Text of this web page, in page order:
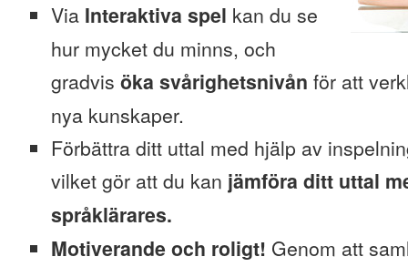
Via Interaktiva spel kan du se
hur mycket du minns, och
gradvis öka svårighetsnivån för att
nya kunskaper.
Förbättra ditt uttal med hjälp av
vilket gör att du kan jämföra ditt uttal
språklärares.
Motiverande och roligt! Genom att